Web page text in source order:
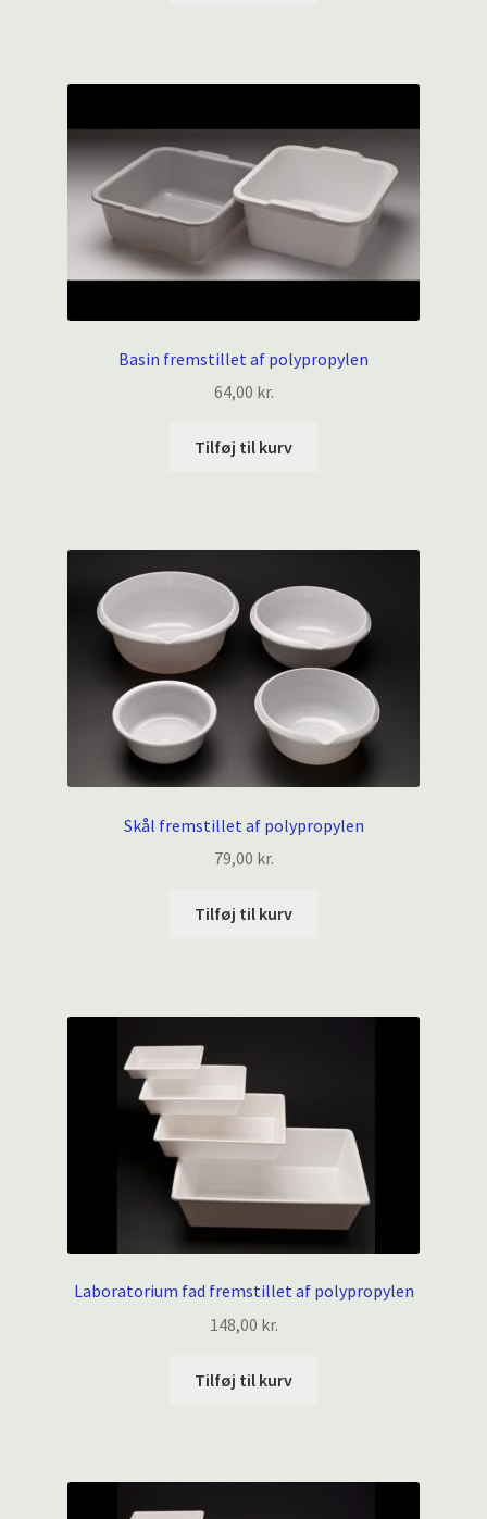
Basin fremstillet af polypropylen
64,00 kr.
Tilføj til kurv
Skål fremstillet af polypropylen
79,00 kr.
Tilføj til kurv
Laboratorium fad fremstillet af polypropylen
148,00 kr.
Tilføj til kurv